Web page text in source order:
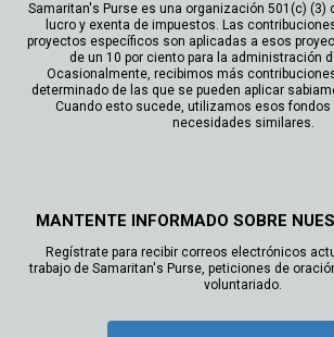
Samaritan's Purse es una organización 501(c) (3)
lucro y exenta de impuestos. Las
proyectos específicos son aplicadas a esos
de un 10 por ciento para la administración
Ocasionalmente, recibimos más
determinado de las que se pueden aplicar
Cuando esto sucede, utilizamos esos fondos
necesidades similares.
MANTENTE INFORMADO SOBRE
Regístrate para recibir correos electrónicos
trabajo de Samaritan's Purse, peticiones de
voluntariado.